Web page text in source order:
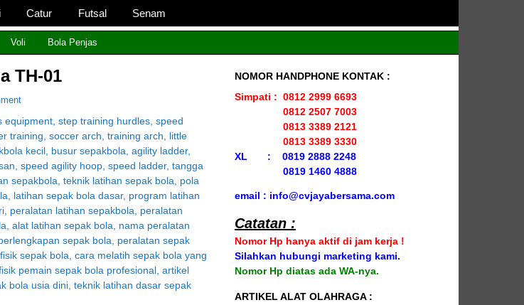
Catur Futsal Senam
Dengan Harga Yang Murah
Voli Bola Penjas
TH-01
NOMOR HANDPHONE KONTAK :
Simpati : 0812 2999 6693
0812 2507 7003
0813 3389 2121
0813 3389 3330
XL : 0819 2888 2248
0819 1460 4888
email : info@cvjayabersama.com
Catatan :
Nomor Hp hanya aktif di jam kerja !
Silahkan hubungi marketing kami.
Nomor Hp diatas ada WA-nya.
ARTIKEL ALAT OLAHRAGA :